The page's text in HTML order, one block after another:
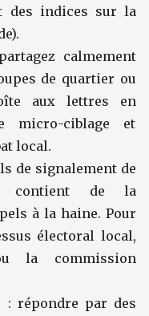
des indices sur la
calmement
de quartier ou
aux lettres en
micro-ciblage et
local.
de signalement de
contient de la
à la haine. Pour
électoral local,
la commission
: répondre par des